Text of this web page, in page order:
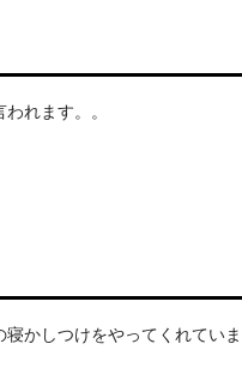
れます。。
かしつけをやってくれていま